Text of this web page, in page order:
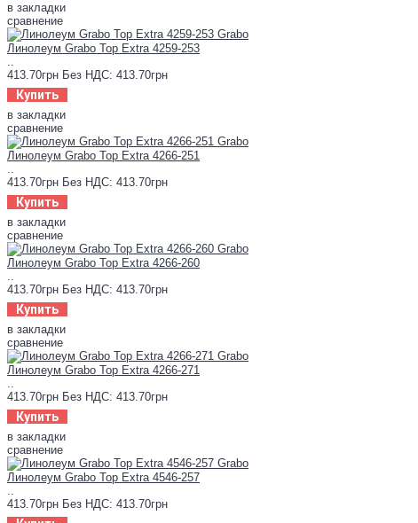
в закладки
сравнение
Линолеум Grabo Top Extra 4259-253
..
413.70грн Без НДС: 413.70грн
Купить
в закладки
сравнение
Линолеум Grabo Top Extra 4266-251
..
413.70грн Без НДС: 413.70грн
Купить
в закладки
сравнение
Линолеум Grabo Top Extra 4266-260
..
413.70грн Без НДС: 413.70грн
Купить
в закладки
сравнение
Линолеум Grabo Top Extra 4266-271
..
413.70грн Без НДС: 413.70грн
Купить
в закладки
сравнение
Линолеум Grabo Top Extra 4546-257
..
413.70грн Без НДС: 413.70грн